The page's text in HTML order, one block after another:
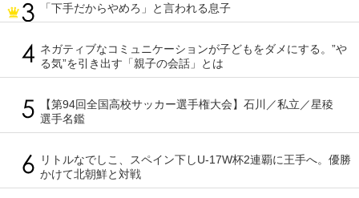
「下手だからやめろ」と言われる息子
ネガティブなコミュニケーションが子どもをダメにする。”や
る気”を引き出す「親子の会話」とは
【第94回全国高校サッカー選手権大会】石川／私立／星稜
選手名鑑
リトルなでしこ、スペイン下しU-17W杯2連覇に王手へ。優勝
かけて北朝鮮と対戦